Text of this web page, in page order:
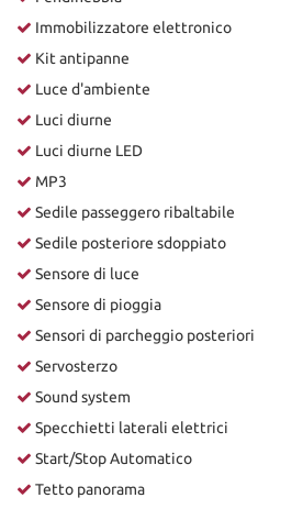
Immobilizzatore elettronico
Kit antipanne
Luce d'ambiente
Luci diurne
Luci diurne LED
MP3
Sedile passeggero ribaltabile
Sedile posteriore sdoppiato
Sensore di luce
Sensore di pioggia
Sensori di parcheggio posteriori
Servosterzo
Sound system
Specchietti laterali elettrici
Start/Stop Automatico
Tetto panorama